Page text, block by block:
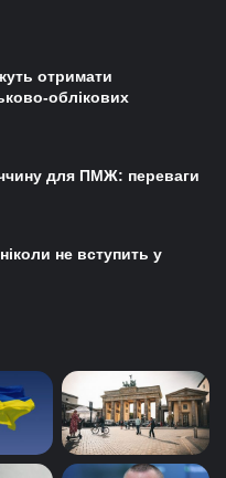
отримати
облікових
для ПМЖ: переваги
не вступить у